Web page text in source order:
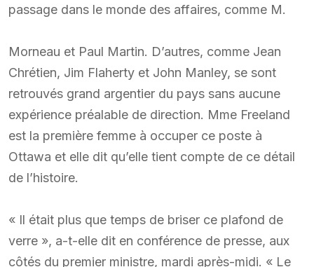
passage dans le monde des affaires, comme M.
Morneau et Paul Martin. D’autres, comme Jean
Chrétien, Jim Flaherty et John Manley, se sont
retrouvés grand argentier du pays sans aucune
expérience préalable de direction. Mme Freeland
est la première femme à occuper ce poste à
Ottawa et elle dit qu’elle tient compte de ce détail
de l’histoire.
« Il était plus que temps de briser ce plafond de
verre », a-t-elle dit en conférence de presse, aux
côtés du premier ministre, mardi après-midi. « Le